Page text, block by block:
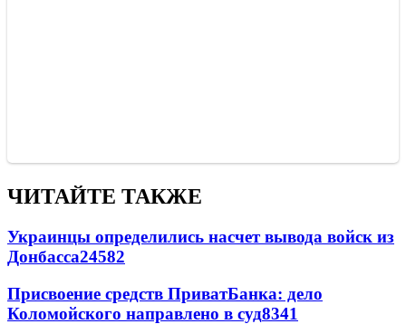
ЧИТАЙТЕ ТАКЖЕ
Украинцы определились насчет вывода войск из
Донбасса24582
Присвоение средств ПриватБанка: дело
Коломойского направлено в суд8341